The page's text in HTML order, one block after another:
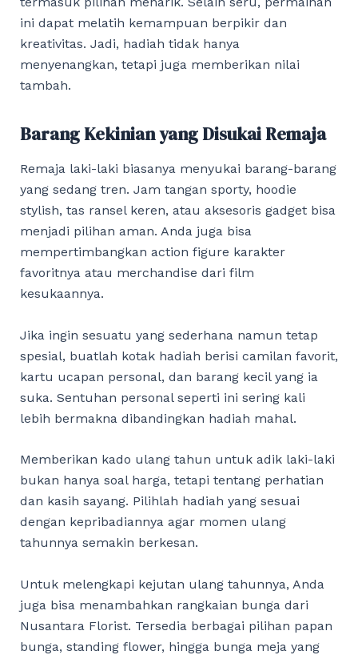
ini dapat melatih kemampuan berpikir dan
kreativitas. Jadi, hadiah tidak hanya
menyenangkan, tetapi juga memberikan nilai
tambah.
Barang Kekinian yang Disukai Remaja
Remaja laki-laki biasanya menyukai barang-barang
yang sedang tren. Jam tangan sporty, hoodie
stylish, tas ransel keren, atau aksesoris gadget bisa
menjadi pilihan aman. Anda juga bisa
mempertimbangkan action figure karakter
favoritnya atau merchandise dari film
kesukaannya.
Jika ingin sesuatu yang sederhana namun tetap
spesial, buatlah kotak hadiah berisi camilan favorit,
kartu ucapan personal, dan barang kecil yang ia
suka. Sentuhan personal seperti ini sering kali
lebih bermakna dibandingkan hadiah mahal.
Memberikan kado ulang tahun untuk adik laki-laki
bukan hanya soal harga, tetapi tentang perhatian
dan kasih sayang. Pilihlah hadiah yang sesuai
dengan kepribadiannya agar momen ulang
tahunnya semakin berkesan.
Untuk melengkapi kejutan ulang tahunnya, Anda
juga bisa menambahkan rangkaian bunga dari
Nusantara Florist. Tersedia berbagai pilihan papan
bunga, standing flower, hingga bunga meja yang